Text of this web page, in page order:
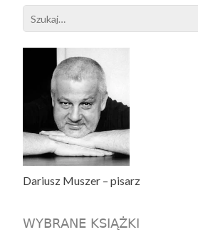
Dariusz Muszer – pisarz
WYBRANE KSIĄŻKI